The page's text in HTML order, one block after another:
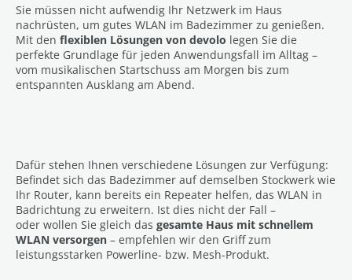
Sie müssen nicht aufwendig Ihr Netzwerk im Haus
nachrüsten, um gutes WLAN im Badezimmer zu genießen.
Mit den flexiblen Lösungen von devolo legen Sie die
perfekte Grundlage für jeden Anwendungsfall im Alltag –
vom musikalischen Startschuss am Morgen bis zum
entspannten Ausklang am Abend.
Dafür stehen Ihnen verschiedene Lösungen zur Verfügung:
Befindet sich das Badezimmer auf demselben Stockwerk wie
Ihr Router, kann bereits ein Repeater helfen, das WLAN in
Badrichtung zu erweitern. Ist dies nicht der Fall –
oder wollen Sie gleich das gesamte Haus mit schnellem
WLAN versorgen – empfehlen wir den Griff zum
leistungsstarken Powerline- bzw. Mesh-Produkt.